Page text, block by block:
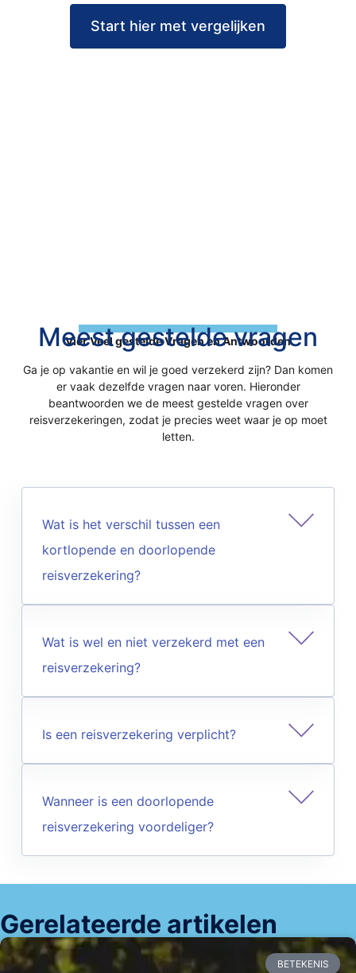
Start hier met vergelijken
Meest gestelde vragen
Vier Veel gestelde Vragen en Antwoorden
Ga je op vakantie en wil je goed verzekerd zijn? Dan komen
er vaak dezelfde vragen naar voren. Hieronder
beantwoorden we de meest gestelde vragen over
reisverzekeringen, zodat je precies weet waar je op moet
letten.
Wat is het verschil tussen een
kortlopende en doorlopende
reisverzekering?
Wat is wel en niet verzekerd met een
reisverzekering?
Is een reisverzekering verplicht?
Wanneer is een doorlopende
reisverzekering voordeliger?
Gerelateerde artikelen
BETEKENIS